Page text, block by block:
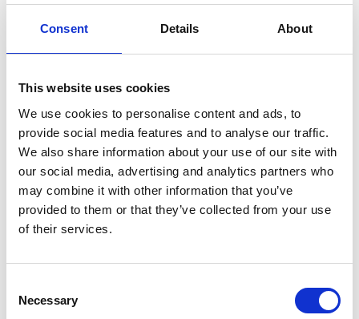
Consent Details About
This website uses cookies
We use cookies to personalise content and ads, to
provide social media features and to analyse our traffic.
We also share information about your use of our site with
our social media, advertising and analytics partners who
may combine it with other information that you’ve
provided to them or that they’ve collected from your use
of their services.
Selection
Necessary
FI0009010862
Volyymi: 2246
Yksikköhinta: 0.00000 Euro
Liiketoimien yhdistetyt tiedot
Volyymi: 2246